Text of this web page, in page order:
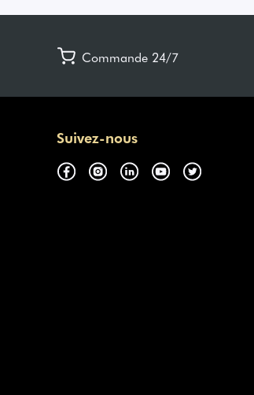
Commande 24/7
Suivez-nous